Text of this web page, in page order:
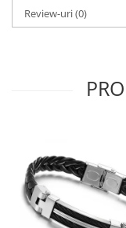
Review-uri(0)